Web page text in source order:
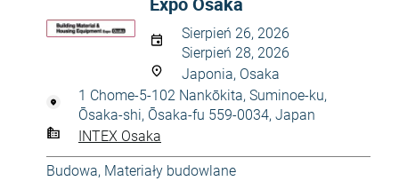
Sierpień 26, 2026
Sierpień 28, 2026
Japonia, Osaka
1 Chome-5-102 Nankōkita, Suminoe-ku,
Ōsaka-shi, Ōsaka-fu 559-0034, Japan
INTEX Osaka
Budowa, Materiały budowlane